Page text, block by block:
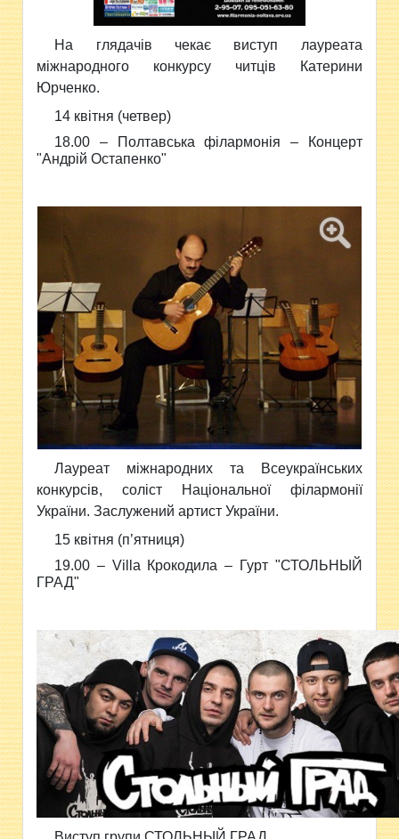
На глядачів чекає виступ лауреата
міжнародного конкурсу читців Катерини
Юрченко.
14 квітня (четвер)
18.00 – Полтавська філармонія –
Концерт
"Андрій Остапенко"
Лауреат міжнародних та Всеукраїнських
конкурсів, соліст Національної філармонії
України. Заслужений артист України.
15 квітня (п’ятниця)
19.00 – Villa Крокодила – Гурт "СТОЛЬНЫЙ
ГРАД"